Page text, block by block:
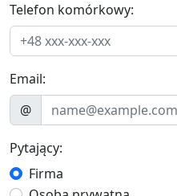
Telefon komórkowy:
Email:
@
Pytający:
Firma